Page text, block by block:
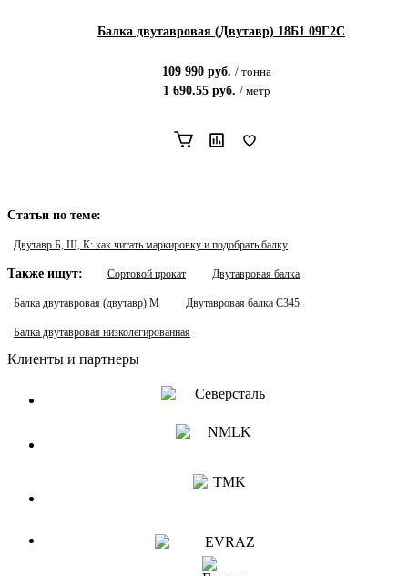
Балка двутавровая (Двутавр) 18Б1 09Г2С
109 990 руб. / тонна
1 690.55 руб. / метр
Статьи по теме:
Двутавр Б, Ш, К: как читать маркировку и подобрать балку
Также ищут: Сортовой прокат Двутавровая балка
Балка двутавровая (двутавр) М Двутавровая балка С345
Балка двутавровая низколегированная
Клиенты и партнеры